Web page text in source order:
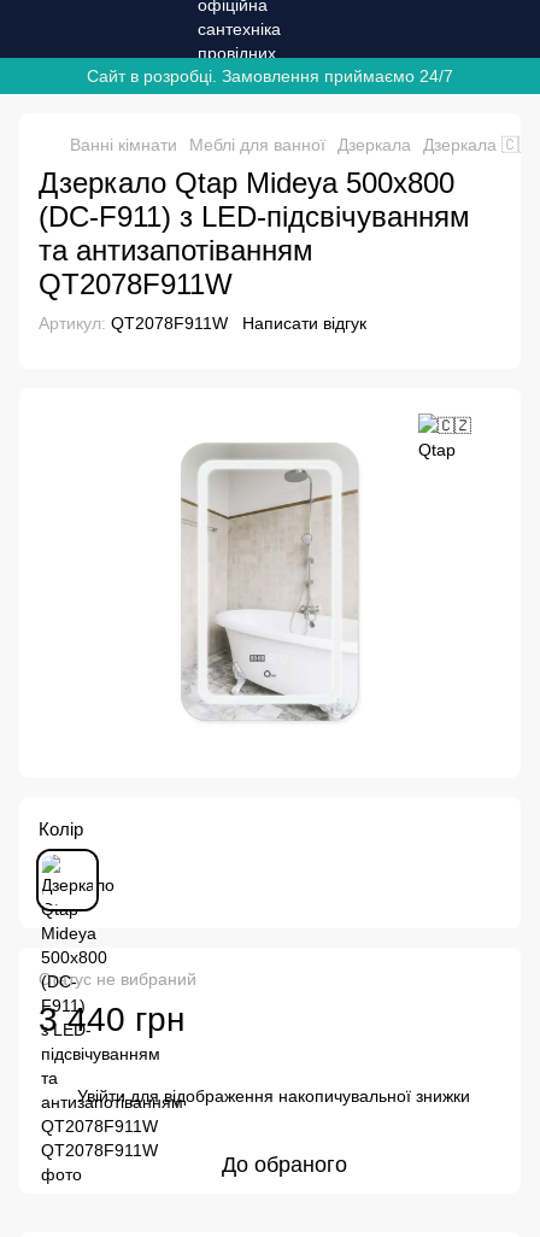
Сайт в розробці. Замовлення приймаємо 24/7
Ванні кімнати Меблі для ванної Дзеркала Дзеркала
Дзеркало Qtap Mideya 500х800
(DC-F911) з LED-підсвічуванням
та антизапотіванням
QT2078F911W
Артикул: QT2078F911W Написати відгук
Колір
Статус не вибраний
3 440 грн
Увійтидля відображення накопичувальної знижки
До обраного